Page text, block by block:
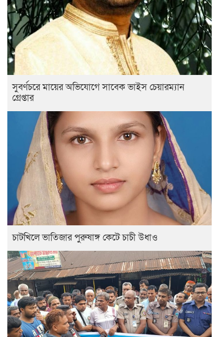
সুবর্ণচরে মায়ের অভিযোগে সাবেক ভাইস চেয়ারম্যান
গ্রেপ্তার
চাটখিলে ভাতিজার পুরুষাঙ্গ কেটে চাচী উধাও